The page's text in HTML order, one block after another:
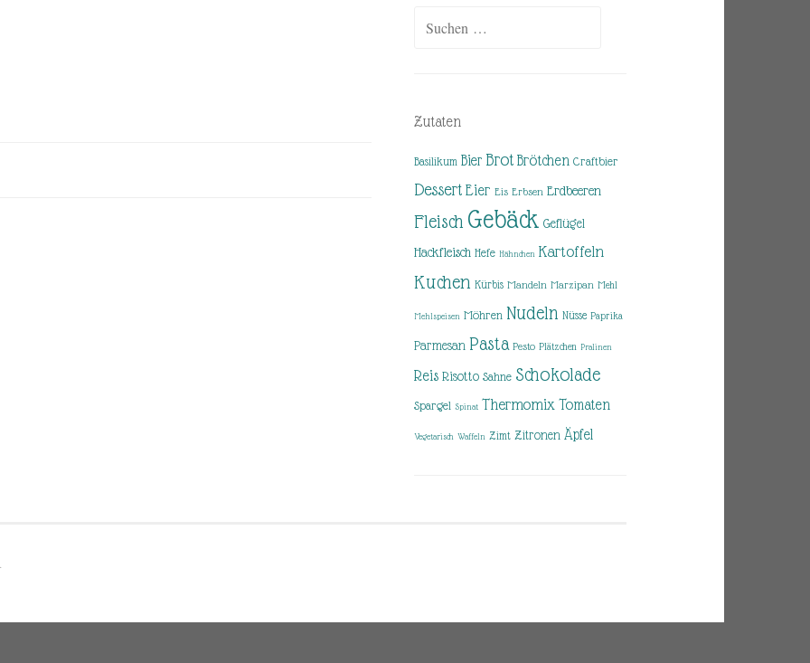
Zutaten
Basilikum Bier Brot Brötchen Craftbier
Dessert Eier Eis Erbsen Erdbeeren
Fleisch Gebäck Geflügel
Hackfleisch Hefe Hähnchen Kartoffeln
Kuchen Kürbis Mandeln Marzipan Mehl
Mehlspeisen Möhren Nudeln Nüsse Paprika
Parmesan Pasta Pesto Plätzchen Pralinen
Reis Risotto Sahne Schokolade
Spargel Spinat Thermomix Tomaten
Vegetarisch Waffeln Zimt Zitronen Äpfel